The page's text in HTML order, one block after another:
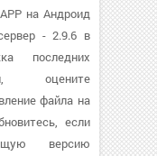
на Андроид
- 2.9.6 в
последних
оцените
файла на
если
версию